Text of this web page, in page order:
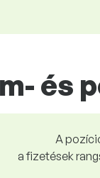
és
A
a fizetések